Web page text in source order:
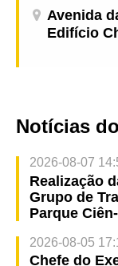
Avenida
Edifício
Notícias
2026-08-07
Realização
Grupo de
Parque
2026-08-05
Chefe do